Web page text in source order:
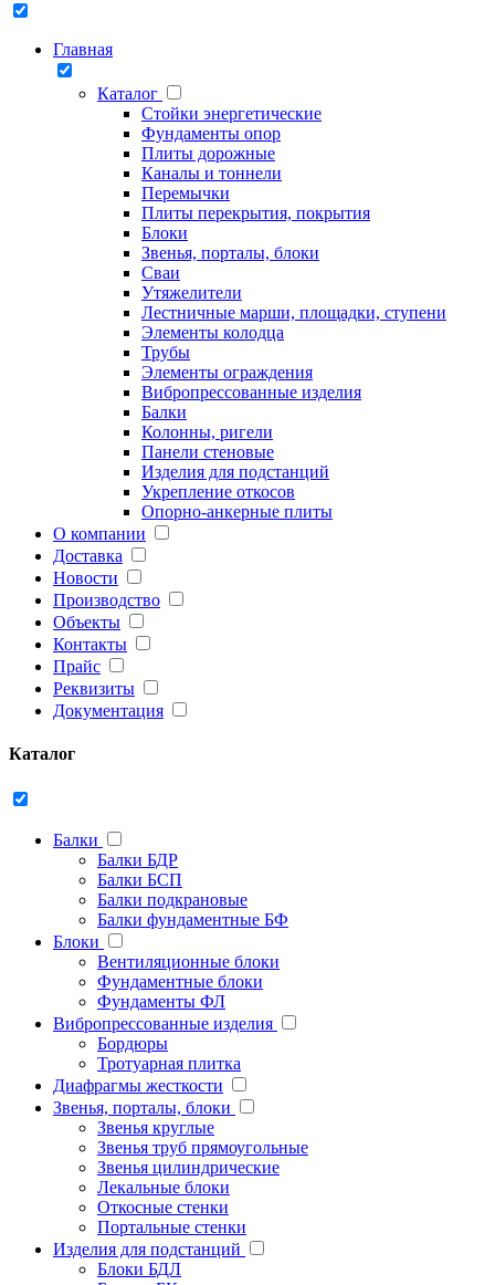
Главная
Каталог
Стойки энергетические
Фундаменты опор
Плиты дорожные
Каналы и тоннели
Перемычки
Плиты перекрытия, покрытия
Блоки
Звенья, порталы, блоки
Сваи
Утяжелители
Лестничные марши, площадки, ступени
Элементы колодца
Трубы
Элементы ограждения
Вибропрессованные изделия
Балки
Колонны, ригели
Панели стеновые
Изделия для подстанций
Укрепление откосов
Опорно-анкерные плиты
О компании
Доставка
Новости
Производство
Объекты
Контакты
Прайс
Реквизиты
Документация
Каталог
Балки
Балки БДР
Балки БСП
Балки подкрановые
Балки фундаментные БФ
Блоки
Вентиляционные блоки
Фундаментные блоки
Фундаменты ФЛ
Вибропрессованные изделия
Бордюры
Тротуарная плитка
Диафрагмы жесткости
Звенья, порталы, блоки
Звенья круглые
Звенья труб прямоугольные
Звенья цилиндрические
Лекальные блоки
Откосные стенки
Портальные стенки
Изделия для подстанций
Блоки БДЛ